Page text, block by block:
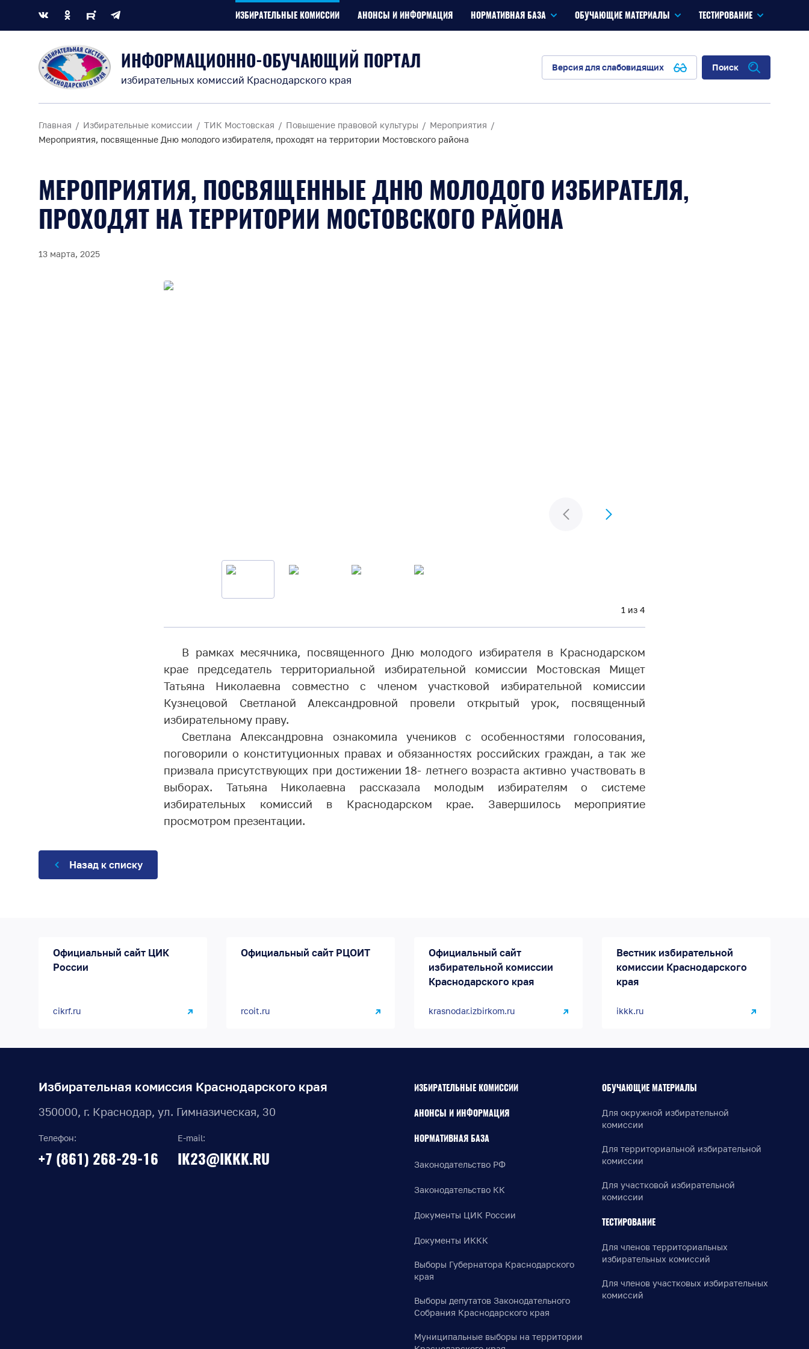
ИЗБИРАТЕЛЬНЫЕ КОМИССИИ АНОНСЫ И ИНФОРМАЦИЯ НОРМАТИВНАЯ БАЗА ОБУЧАЮЩИЕ МАТЕРИАЛЫ ТЕСТИРОВАНИЕ
ИНФОРМАЦИОННО-ОБУЧАЮЩИЙ ПОРТАЛ
избирательных комиссий Краснодарского края
Версия для слабовидящих Поиск
Главная Избирательные комиссии ТИК Мостовская Повышение правовой культуры
Мероприятия
Мероприятия, посвященные Дню молодого избирателя, проходят на территории Мостовского района
МЕРОПРИЯТИЯ, ПОСВЯЩЕННЫЕ ДНЮ МОЛОДОГО ИЗБИРАТЕЛЯ,
ПРОХОДЯТ НА ТЕРРИТОРИИ МОСТОВСКОГО РАЙОНА
13 марта, 2025
1 из 4
В рамках месячника, посвященного Дню молодого избирателя в Краснодарском
крае председатель территориальной избирательной комиссии Мостовская Мищет
Татьяна Николаевна совместно с членом участковой избирательной комиссии
Кузнецовой Светланой Александровной провели открытый урок, посвященный
избирательному праву.
Светлана Александровна ознакомила учеников с особенностями голосования,
поговорили о конституционных правах и обязанностях российских граждан, а так же
призвала присутствующих при достижении 18- летнего возраста активно участвовать в
выборах. Татьяна Николаевна рассказала молодым избирателям о системе
избирательных комиссий в Краснодарском крае. Завершилось мероприятие
просмотром презентации.
Назад к списку
Официальный сайт ЦИК
России
cikrf.ru
Официальный сайт РЦОИТ
rcoit.ru
Официальный сайт
избирательной комиссии
Краснодарского края
krasnodar.izbirkom.ru
Вестник избирательной
комиссии Краснодарского
края
ikkk.ru
Избирательная комиссия Краснодарского края
350000, г. Краснодар, ул. Гимназическая, 30
Телефон:
+7 (861) 268-29-16
E-mail:
IK23@IKKK.RU
ИЗБИРАТЕЛЬНЫЕ КОМИССИИ
АНОНСЫ И ИНФОРМАЦИЯ
НОРМАТИВНАЯ БАЗА
Законодательство РФ
Законодательство КК
Документы ЦИК России
Документы ИККК
Выборы Губернатора Краснодарского
края
Выборы депутатов Законодательного
Собрания Краснодарского края
Муниципальные выборы на территории
ОБУЧАЮЩИЕ МАТЕРИАЛЫ
Для окружной избирательной
комиссии
Для территориальной избирательной
комиссии
Для участковой избирательной
комиссии
ТЕСТИРОВАНИЕ
Для членов территориальных
избирательных комиссий
Для членов участковых избирательных
комиссий